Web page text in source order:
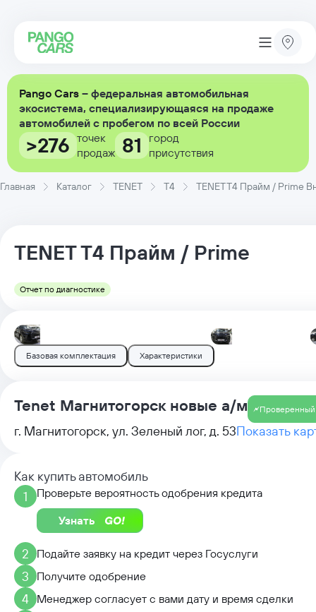
Pango Cars – федеральная автомобильная
экосистема, специализирующаяся на продаже
автомобилей с пробегом по всей России
>276 точек
продаж 81
город
присутствия
Главная Каталог TENET T4 TENET T4 Прайм / Prime
TENETT4 Прайм / Prime
Отчет по диагностике
Базовая комплектация Характеристики
Tenet Магнитогорск новые а/м Проверенный
г. Магнитогорск, ул. Зеленый лог, д. 53Показать
Как купить автомобиль
1
Проверьте вероятность одобрения кредита
Узнать
2 Подайте заявку на кредит через Госуслуги
3 Получите одобрение
4 Менеджер согласует с вами дату и время сделки